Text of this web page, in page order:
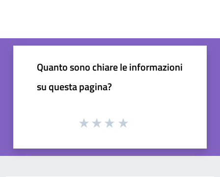
Quanto sono chiare le informazioni
su questa pagina?